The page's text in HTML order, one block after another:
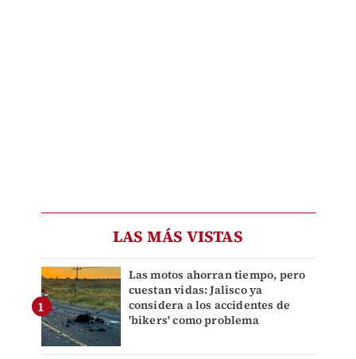
LAS MÁS VISTAS
Las motos ahorran tiempo, pero
cuestan vidas: Jalisco ya
considera a los accidentes de
'bikers' como problema